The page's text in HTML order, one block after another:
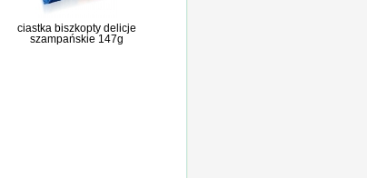
ciastka biszkopty delicje
szampańskie 147g